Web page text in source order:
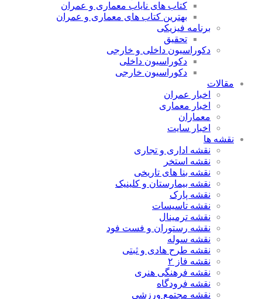
کتاب های نایاب معماری و عمران
بهترین کتاب های معماری و عمران
برنامه فیزیکی
تحقیق
دکوراسیون داخلی و خارجی
دکوراسیون داخلی
دکوراسیون خارجی
مقالات
اخبار عمران
اخبار معماری
معماران
اخبار سایت
نقشه ها
نقشه اداری و تجاری
نقشه استخر
نقشه بنا های تاریخی
نقشه بیمارستان و کلینیک
نقشه پارک
نقشه تاسیسات
نقشه ترمینال
نقشه رستوران و فست فود
نقشه سوله
نقشه طرح هادی و ثبتی
نقشه فاز ۲
نقشه فرهنگی هنری
نقشه فرودگاه
نقشه مجتمع ورزشی